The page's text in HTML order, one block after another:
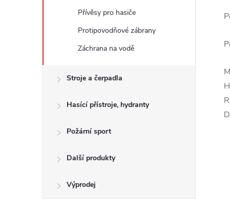
Přívěsy pro hasiče
Protipovodňové zábrany
Záchrana na vodě
Stroje a čerpadla
Hasící přístroje, hydranty
Požární sport
Další produkty
Výprodej